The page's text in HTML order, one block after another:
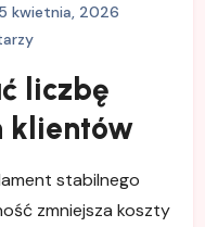
kwietnia, 2026
liczbę
klientów
stabilnego
zmniejsza koszty